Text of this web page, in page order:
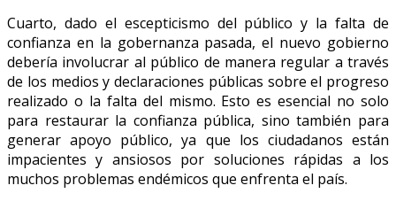
Cuarto, dado el escepticismo del público y la falta de
confianza en la gobernanza pasada, el nuevo gobierno
debería involucrar al público de manera regular a través
de los medios y declaraciones públicas sobre el progreso
realizado o la falta del mismo. Esto es esencial no solo
para restaurar la confianza pública, sino también para
generar apoyo público, ya que los ciudadanos están
impacientes y ansiosos por soluciones rápidas a los
muchos problemas endémicos que enfrenta el país.